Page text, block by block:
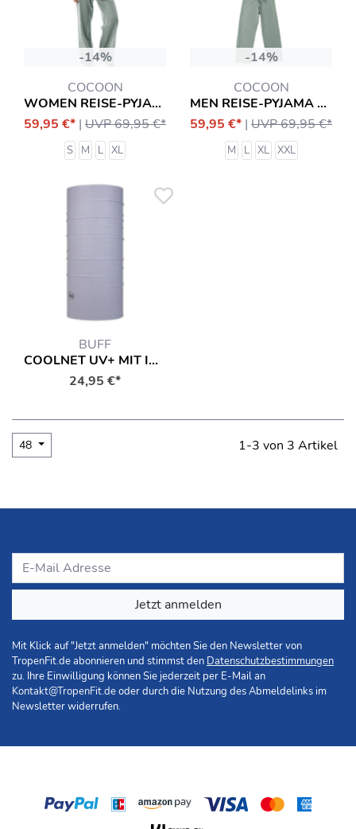
-14%
COCOON
WOMEN REISE-PYJAMA MIT INSEKTENSCHUTZ EQUIPMENT
59,95 €* | UVP 69,95 €*
S M L XL
-14%
COCOON
MEN REISE-PYJAMA MIT INSEKTENSCHUTZ EQUIPMENT
59,95 €* | UVP 69,95 €*
M L XL XXL
BUFF
COOLNET UV+ MIT INSECT SHIELD EQUIPMENT
24,95 €*
48 1-3 von 3 Artikel
Jetzt anmelden
Mit Klick auf "Jetzt anmelden" möchten Sie den Newsletter von
TropenFit.de abonnieren und stimmst den Datenschutzbestimmungen
zu. Ihre Einwilligung können Sie jederzeit per E-Mail an
Kontakt@TropenFit.deoder durch die Nutzung des Abmeldelinks im
Newsletter widerrufen.